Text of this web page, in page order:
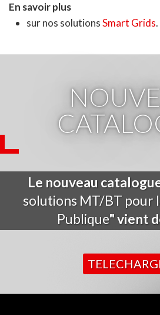
En savoir plus
sur nos solutionsSmart Grids.
Le nouveau
solutions MT/BT pour
Publique" vient